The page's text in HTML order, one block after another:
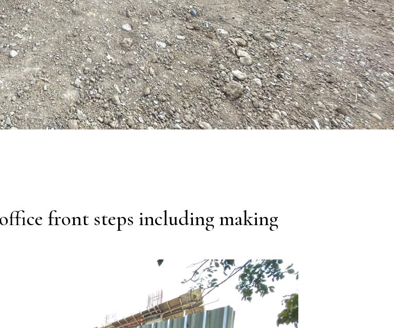
front steps including making